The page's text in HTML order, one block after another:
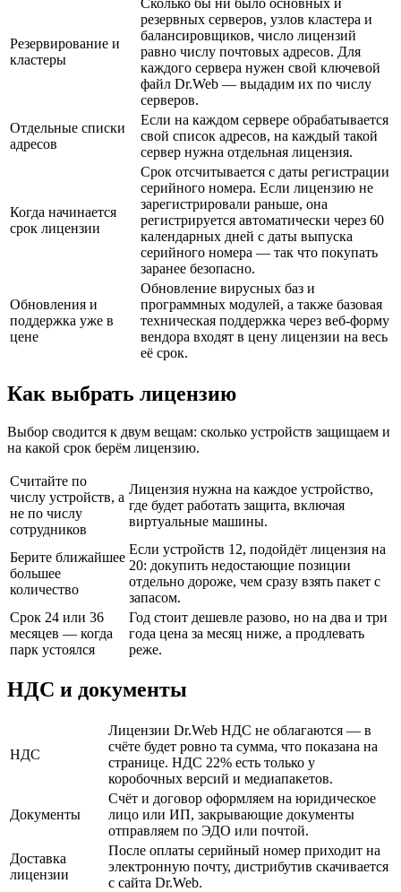
Резервирование и
кластеры
резервных серверов, узлов кластера и
балансировщиков, число лицензий
равно числу почтовых адресов. Для
каждого сервера нужен свой ключевой
файл Dr.Web — выдадим их по числу
серверов.
Отдельные списки
адресов
Если на каждом сервере обрабатывается
свой список адресов, на каждый такой
сервер нужна отдельная лицензия.
Когда начинается
срок лицензии
Срок отсчитывается с даты регистрации
серийного номера. Если лицензию не
зарегистрировали раньше, она
регистрируется автоматически через 60
календарных дней с даты выпуска
серийного номера — так что покупать
заранее безопасно.
Обновления и
поддержка уже в
цене
Обновление вирусных баз и
программных модулей, а также базовая
техническая поддержка через веб-форму
вендора входят в цену лицензии на весь
её срок.
Как выбрать лицензию
Выбор сводится к двум вещам: сколько устройств защищаем и
на какой срок берём лицензию.
Считайте по
числу устройств, а
не по числу
сотрудников
Лицензия нужна на каждое устройство,
где будет работать защита, включая
виртуальные машины.
Берите ближайшее
большее
количество
Если устройств 12, подойдёт лицензия на
20: докупить недостающие позиции
отдельно дороже, чем сразу взять пакет с
запасом.
Срок 24 или 36
месяцев — когда
парк устоялся
Год стоит дешевле разово, но на два и три
года цена за месяц ниже, а продлевать
реже.
НДС и документы
НДС
Лицензии Dr.Web НДС не облагаются — в
счёте будет ровно та сумма, что показана на
странице. НДС 22% есть только у
коробочных версий и медиапакетов.
Документы
Счёт и договор оформляем на юридическое
лицо или ИП, закрывающие документы
отправляем по ЭДО или почтой.
Доставка
лицензии
После оплаты серийный номер приходит на
электронную почту, дистрибутив скачивается
с сайта Dr.Web.